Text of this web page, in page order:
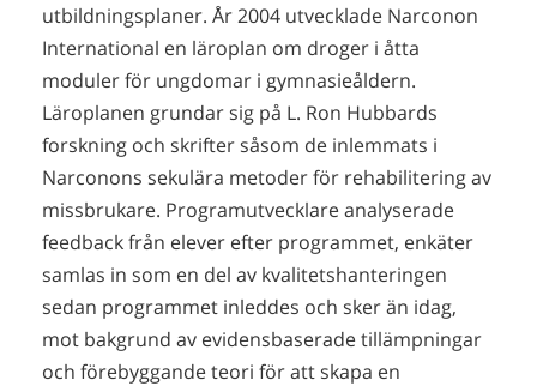
utbildningsplaner. År 2004 utvecklade Narconon
International en läroplan om droger i åtta
moduler för ungdomar i gymnasieåldern.
Läroplanen grundar sig på L. Ron Hubbards
forskning och skrifter såsom de inlemmats i
Narconons sekulära metoder för rehabilitering av
missbrukare. Programutvecklare analyserade
feedback från elever efter programmet, enkäter
samlas in som en del av kvalitetshanteringen
sedan programmet inleddes och sker än idag,
mot bakgrund av evidensbaserade tillämpningar
och förebyggande teori för att skapa en